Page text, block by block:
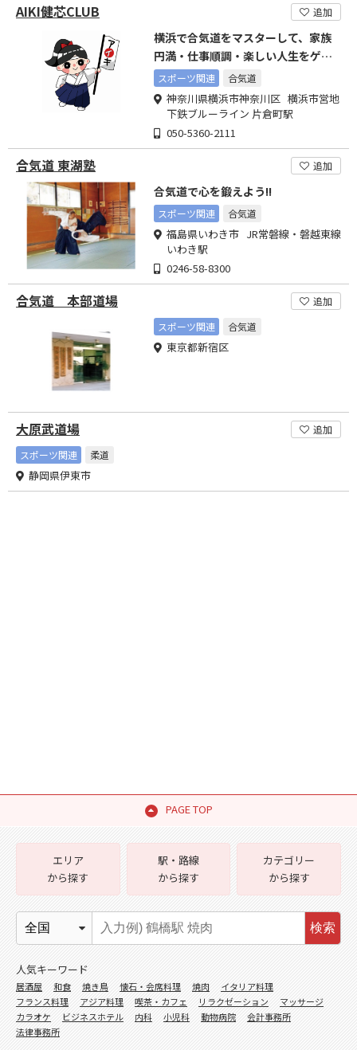
AIKI健芯CLUB 追加
横浜で合気道をマスターして、家族
円満・仕事順調・楽しい人生をゲッ
トしませんか！
スポーツ関連 合気道
神奈川県横浜市神奈川区 横浜市営地
下鉄ブルーライン 片倉町駅
050-5360-2111
合気道 東湖塾 追加
合気道で心を鍛えよう!!
スポーツ関連 合気道
福島県いわき市 JR常磐線・磐越東線
いわき駅
0246-58-8300
合気道 本部道場
追加
スポーツ関連
合気道
東京都新宿区
大原武道場
追加
スポーツ関連
柔道
静岡県伊東市
PAGE TOP
エリア
から探す
駅・路線
から探す
カテゴリー
から探す
検索
人気キーワード
居酒屋 和食 焼き鳥 懐石・会席料理 焼肉
イタリア料理
フランス料理
アジア料理 喫茶・カフェ リラクゼーション
マッサージ
カラオケ
ビジネスホテル 内科 小児科 動物病院
会計事務所
法律事務所